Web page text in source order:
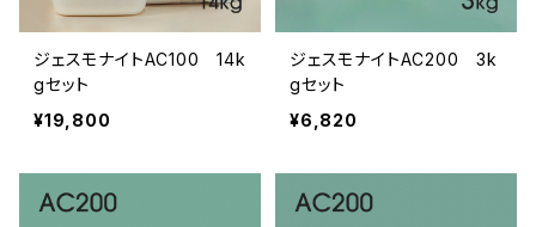
ジェスモナイトAC100 14k
gセット
¥19,800
ジェスモナイトAC200 3k
gセット
¥6,820